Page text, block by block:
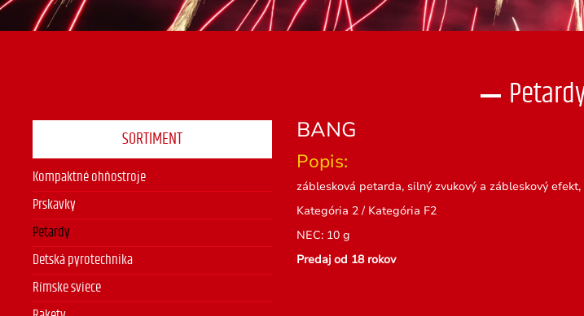
SORTIMENT
Kompaktné ohňostroje
Prskavky
Petardy
Detská pyrotechnika
Rímske sviece
BANG
Popis:
záblesková petarda, silný zvukový a zábleskový
Kategória 2 / Kategória F2
NEC: 10 g
Predaj od 18 rokov